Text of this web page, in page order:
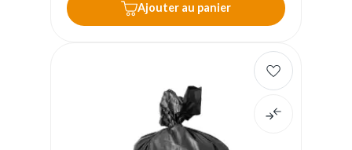
Ajouter au panier